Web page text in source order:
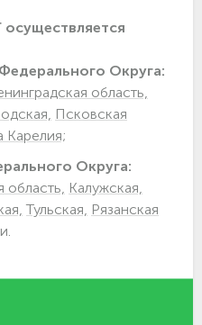
Округа:
область,
Псковская
Карелия;
Округа:
область, Калужская,
Тульская, Рязанская